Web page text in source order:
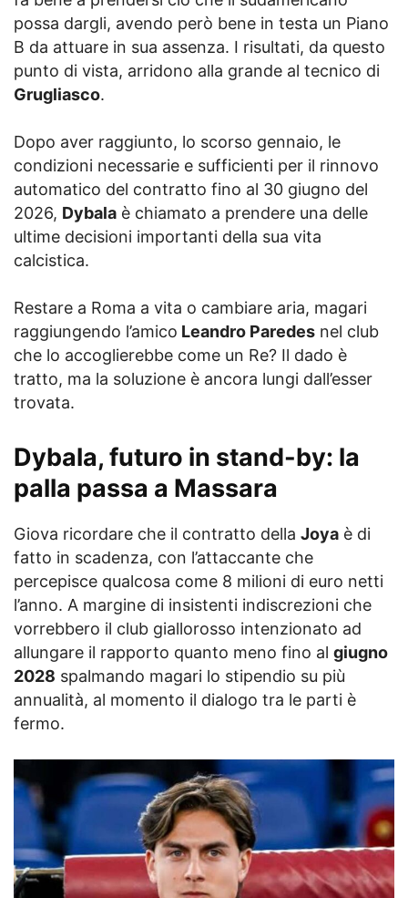
possa dargli, avendo però bene in testa un Piano
B da attuare in sua assenza. I risultati, da questo
punto di vista, arridono alla grande al tecnico di
Grugliasco.
Dopo aver raggiunto, lo scorso gennaio, le
condizioni necessarie e sufficienti per il rinnovo
automatico del contratto fino al 30 giugno del
2026, Dybala è chiamato a prendere una delle
ultime decisioni importanti della sua vita
calcistica.
Restare a Roma a vita o cambiare aria, magari
raggiungendo l’amico Leandro Paredes nel club
che lo accoglierebbe come un Re? Il dado è
tratto, ma la soluzione è ancora lungi dall’esser
trovata.
Dybala, futuro in stand-by: la
palla passa a Massara
Giova ricordare che il contratto della Joya è di
fatto in scadenza, con l’attaccante che
percepisce qualcosa come 8 milioni di euro netti
l’anno. A margine di insistenti indiscrezioni che
vorrebbero il club giallorosso intenzionato ad
allungare il rapporto quanto meno fino al giugno
2028 spalmando magari lo stipendio su più
annualità, al momento il dialogo tra le parti è
fermo.